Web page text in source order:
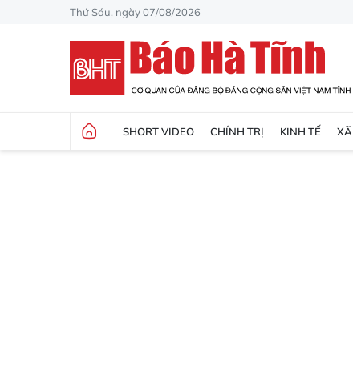
Thứ Sáu, ngày 07/08/2026
SHORT VIDEO CHÍNH TRỊ KINH TẾ